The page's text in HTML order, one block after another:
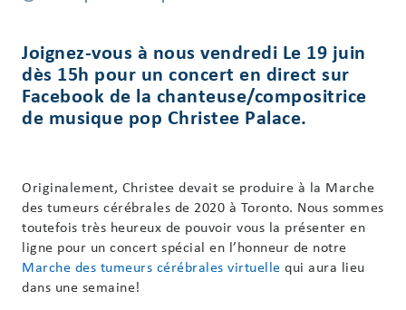
Joignez-vous à nous vendredi Le 19 juin
dès 15h pour un concert en direct sur
Facebook de la chanteuse/compositrice
de musique pop Christee Palace.
Originalement, Christee devait se produire à la Marche
des tumeurs cérébrales de 2020 à Toronto. Nous sommes
toutefois très heureux de pouvoir vous la présenter en
ligne pour un concert spécial en l’honneur de notre
Marche des tumeurs cérébrales virtuelle qui aura lieu
dans une semaine!